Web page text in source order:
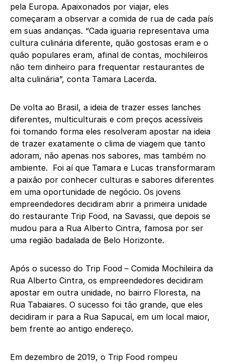
pela Europa. Apaixonados por viajar, eles
começaram a observar a comida de rua de cada país
em suas andanças. “Cada iguaria representava uma
cultura culinária diferente, quão gostosas eram e o
quão populares eram, afinal de contas, mochileiros
não tem dinheiro para frequentar restaurantes de
alta culinária”, conta Tamara Lacerda.
De volta ao Brasil, a ideia de trazer esses lanches
diferentes, multiculturais e com preços acessíveis
foi tomando forma eles resolveram apostar na ideia
de trazer exatamente o clima de viagem que tanto
adoram, não apenas nos sabores, mas também no
ambiente. Foi aí que Tamara e Lucas transformaram
a paixão por conhecer culturas e sabores diferentes
em uma oportunidade de negócio. Os jovens
empreendedores decidiram abrir a primeira unidade
do restaurante Trip Food, na Savassi, que depois se
mudou para a Rua Alberto Cintra, famosa por ser
uma região badalada de Belo Horizonte.
Após o sucesso do Trip Food – Comida Mochileira da
Rua Alberto Cintra, os empreendedores decidiram
apostar em outra unidade, no bairro Floresta, na
Rua Tabaiares. O sucesso foi tão grande, que eles
decidiram ir para a Rua Sapucaí, em um local maior,
bem frente ao antigo endereço.
Em dezembro de 2019, o Trip Food rompeu